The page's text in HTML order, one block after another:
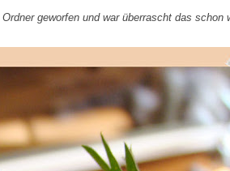
geworfen und war überrascht das schon